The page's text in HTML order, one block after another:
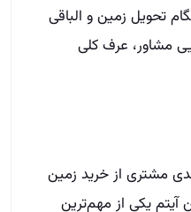
زمان خرید، 3/1 هنگام تحویل زمین و الباقی
مشاور، عرف کلی
مشتری از خرید زمین
یکی از مهم‌ترین